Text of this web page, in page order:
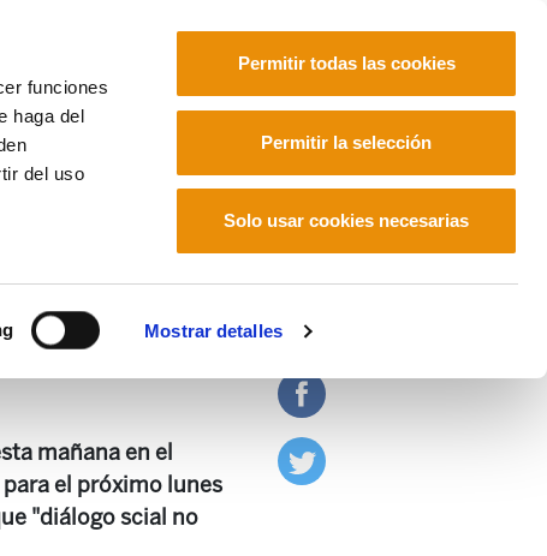
funciones
haga del
del uso
Mostrar detalles
Permitir todas las cookies
Permitir la selección
Solo usar cookies necesarias
mañana en el
el próximo lunes
"diálogo scial no